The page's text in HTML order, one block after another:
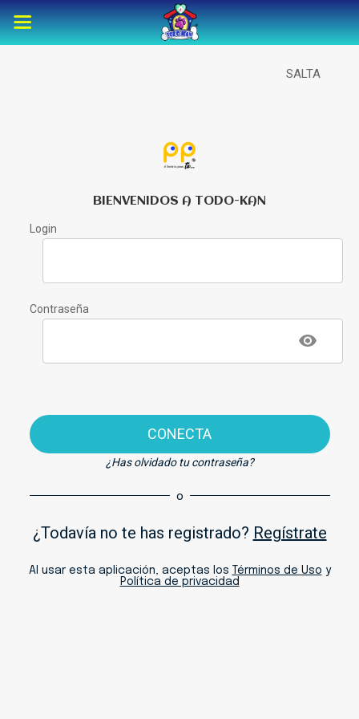
SALTA
BIENVENIDOS A TODO-KAN
Login
Contraseña
CONECTA
¿Has olvidado tu contraseña?
o
¿Todavía no te has registrado? Regístrate
Al usar esta aplicación, aceptas los Términos de Uso y
Política de privacidad